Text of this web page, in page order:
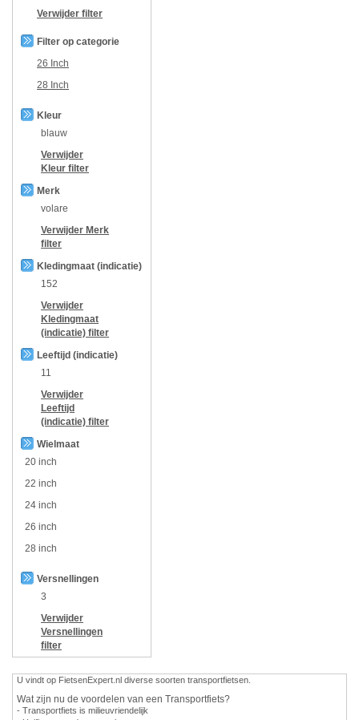
Verwijder filter
Filter op categorie
26 Inch
28 Inch
Kleur
blauw
Verwijder
Kleur filter
Merk
volare
Verwijder Merk
filter
Kledingmaat (indicatie)
152
Verwijder
Kledingmaat
(indicatie) filter
Leeftijd (indicatie)
11
Verwijder
Leeftijd
(indicatie) filter
Wielmaat
20 inch
22 inch
24 inch
26 inch
28 inch
Versnellingen
3
Verwijder
Versnellingen
filter
U vindt op FietsenExpert.nl diverse soorten transportfietsen.
Wat zijn nu de voordelen van een Transportfiets?
- Transportfiets is milieuvriendelijk